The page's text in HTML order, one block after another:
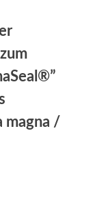
magna /